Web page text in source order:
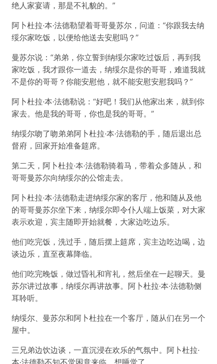
绝人家宴请，那是不礼貌的。”
阿卜杜拉·本·法德勒望着哥哥曼苏尔，问道：“你跟我去纳
绥尔家吃饭，以便给他送去安慰吗？”
曼苏尔说：“弟弟，你立誓到纳绥尔家吃过饭后，再到我
家吃饭，我才跟你一道去，纳绥尔是你的哥哥，难道我就
不是你的哥哥？你能安慰他，就不能安慰安慰我吗？”
阿卜杜拉·本·法德勒说：“好吧！我们从他家出来，就到你
家去。他是我的哥哥，你也是我的哥哥。”
纳绥尔吻了吻弟弟阿卜杜拉·本·法德勒的手，随后退出总
督府，回家开始准备筵席。
第二天，阿卜杜拉·本·法德勒骑着马，带着众多随从，和
哥哥曼苏尔向纳绥尔的公馆走去。
阿卜杜拉·本·法德勒走进纳绥尔家的客厅，他和随从及他
的哥哥曼苏尔坐下来，纳绥尔即令仆人端上饭菜，对大家
表示欢迎，宾主随即开始就餐，大家边吃边乐。
他们吃完饭，洗过手，随后摆上筵席，宾主边吃边喝，边
谈边乐，直至夜幕降临。
他们吃完晚饭，做过昏礼和宵礼，然后坐在一起聊天。曼
苏尔讲过故事，纳绥尔再讲故事。阿卜杜拉·本·法德勒侧
耳聆听。
纳绥尔、曼苏尔和阿卜杜拉在一个客厅，随从们在另一个
屋中。
三兄弟边饮边谈，一直沉浸在欢乐的气氛中。阿卜杜拉·
本·法德勒不知不觉困意来临，想睡觉了……